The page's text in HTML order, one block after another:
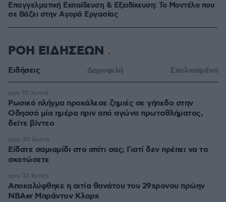
Επαγγελματική Εκπαίδευση & Εξειδίκευση: Το Mοντέλο που
σε Bάζει στην Aγορά Eργασίας
ΡΟΗ ΕΙΔΗΣΕΩΝ
Ειδήσεις Δημοφιλή Σχολιασμένα
Ρωσικό πλήγμα προκάλεσε ζημιές σε γήπεδο στην
Οδησσό μία ημέρα πριν από αγώνα πρωταθλήματος,
δείτε βίντεο
πριν 10 λεπτά
Είδατε σαμιαμίδι στο σπίτι σας; Γιατί δεν πρέπει να το
σκοτώσετε
πριν 30 λεπτά
Αποκαλύφθηκε η αιτία θανάτου του 29χρονου πρώην
NBAer Μπράντον Κλαρκ
πριν 32 λεπτά